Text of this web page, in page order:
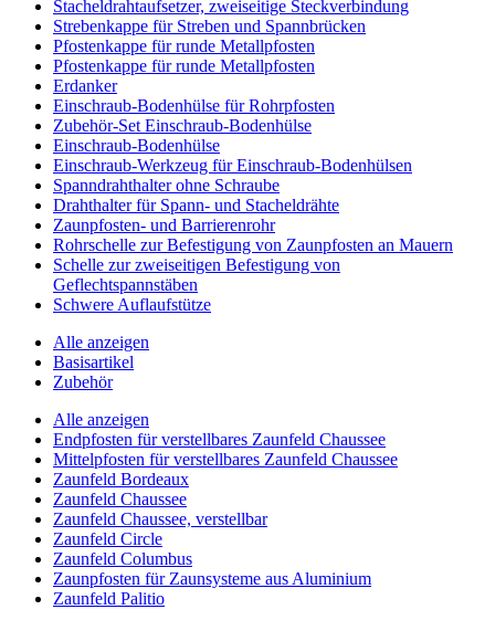
Stacheldrahtaufsetzer, zweiseitige Steckverbindung
Strebenkappe für Streben und Spannbrücken
Pfostenkappe für runde Metallpfosten
Pfostenkappe für runde Metallpfosten
Erdanker
Einschraub-Bodenhülse für Rohrpfosten
Zubehör-Set Einschraub-Bodenhülse
Einschraub-Bodenhülse
Einschraub-Werkzeug für Einschraub-Bodenhülsen
Spanndrahthalter ohne Schraube
Drahthalter für Spann- und Stacheldrähte
Zaunpfosten- und Barrierenrohr
Rohrschelle zur Befestigung von Zaunpfosten an Mauern
Schelle zur zweiseitigen Befestigung von
Geflechtspannstäben
Schwere Auflaufstütze
Alle anzeigen
Basisartikel
Zubehör
Alle anzeigen
Endpfosten für verstellbares Zaunfeld Chaussee
Mittelpfosten für verstellbares Zaunfeld Chaussee
Zaunfeld Bordeaux
Zaunfeld Chaussee
Zaunfeld Chaussee, verstellbar
Zaunfeld Circle
Zaunfeld Columbus
Zaunpfosten für Zaunsysteme aus Aluminium
Zaunfeld Palitio